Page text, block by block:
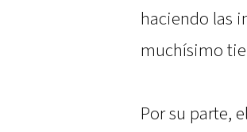
haciendo las
muchísimo
Por su parte,